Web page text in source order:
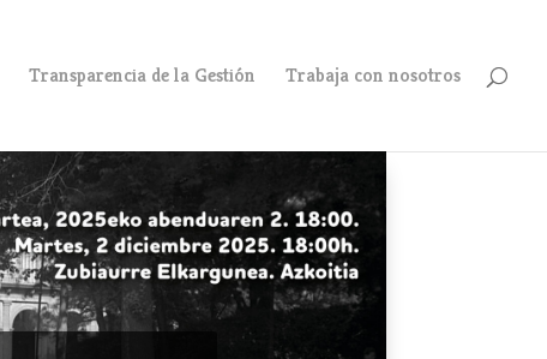
Transparencia de la Gestión Trabaja con nosotros